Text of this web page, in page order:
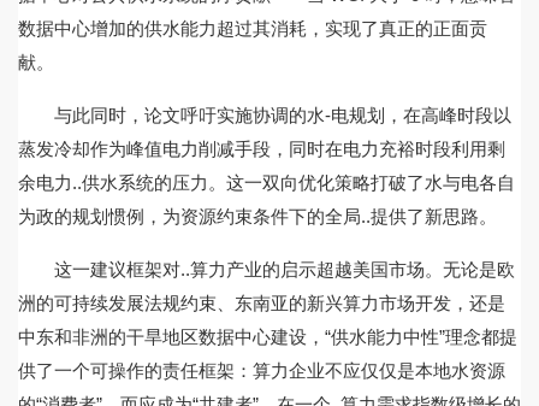
数据中心增加的供水能力超过其消耗，实现了真正的正面贡
献。
与此同时，论文呼吁实施协调的水-电规划，在高峰时段以
蒸发冷却作为峰值电力削减手段，同时在电力充裕时段利用剩
余电力..供水系统的压力。这一双向优化策略打破了水与电各自
为政的规划惯例，为资源约束条件下的全局..提供了新思路。
这一建议框架对..算力产业的启示超越美国市场。无论是欧
洲的可持续发展法规约束、东南亚的新兴算力市场开发，还是
中东和非洲的干旱地区数据中心建设，“供水能力中性”理念都提
供了一个可操作的责任框架：算力企业不应仅仅是本地水资源